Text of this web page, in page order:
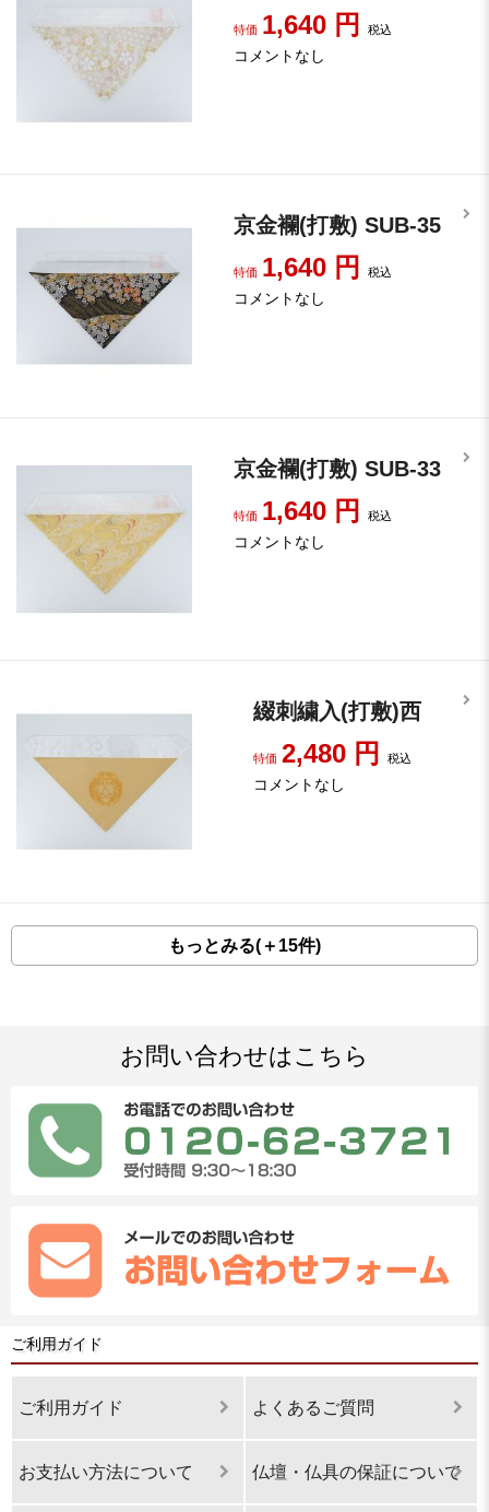
特価 1,640 円税込
コメントなし
京金襴(打敷) SUB-35
特価 1,640 円税込
コメントなし
京金襴(打敷) SUB-33
特価 1,640 円税込
コメントなし
綴刺繍入(打敷)西
特価 2,480 円税込
コメントなし
もっとみる(＋15件)
お問い合わせはこちら
ご利用ガイド
ご利用ガイド よくあるご質問
お支払い方法について 仏壇・仏具の保証について